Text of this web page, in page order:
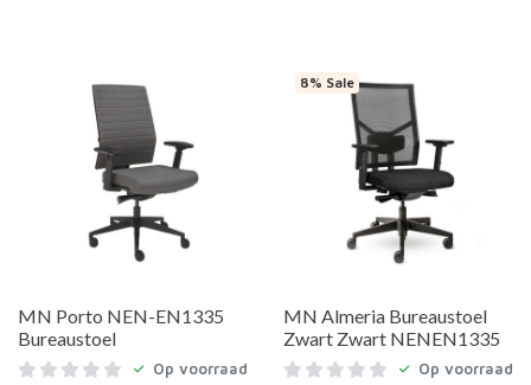
MN Porto NEN-EN1335
Bureaustoel
Op voorraad
8% Sale
MN Almeria Bureaustoel
Zwart Zwart NENEN1335
Op voorraad